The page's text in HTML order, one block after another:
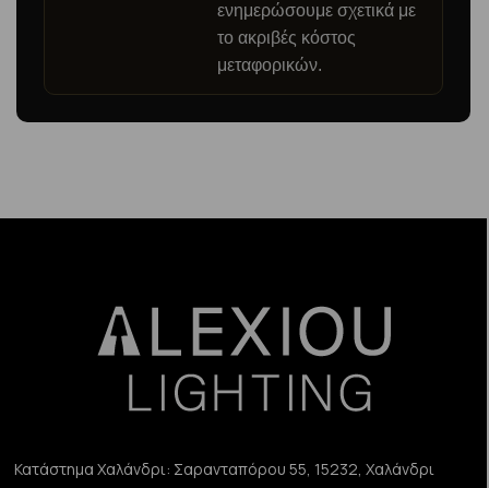
ενημερώσουμε σχετικά με
το ακριβές κόστος
μεταφορικών.
Κατάστημα Χαλάνδρι: Σαρανταπόρου 55, 15232, Χαλάνδρι